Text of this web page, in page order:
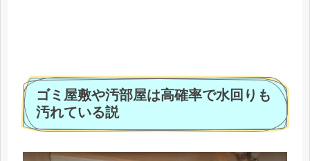
ゴミ屋敷や汚部屋は高確率で水回りも
汚れている説